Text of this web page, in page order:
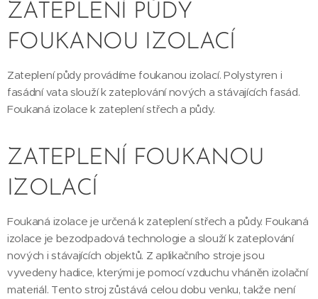
ZATEPLENÍ PŮDY
FOUKANOU IZOLACÍ
Zateplení půdy provádíme foukanou izolací. Polystyren i
fasádní vata slouží k zateplování nových a stávajících fasád.
Foukaná izolace k zateplení střech a půdy.
ZATEPLENÍ FOUKANOU
IZOLACÍ
Foukaná izolace je určená k zateplení střech a půdy. Foukaná
izolace je bezodpadová technologie a slouží k zateplování
nových i stávajících objektů. Z aplikačního stroje jsou
vyvedeny hadice, kterými je pomocí vzduchu vháněn izolační
materiál. Tento stroj zůstává celou dobu venku, takže není